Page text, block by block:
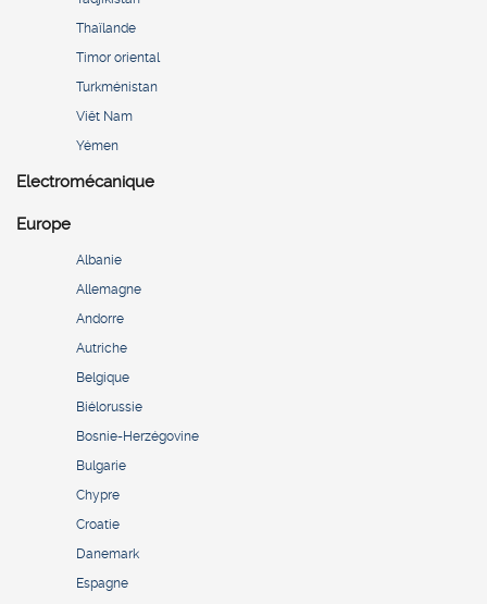
Thaïlande
Timor oriental
Turkménistan
Viêt Nam
Yémen
Electromécanique
Europe
Albanie
Allemagne
Andorre
Autriche
Belgique
Biélorussie
Bosnie-Herzégovine
Bulgarie
Chypre
Croatie
Danemark
Espagne